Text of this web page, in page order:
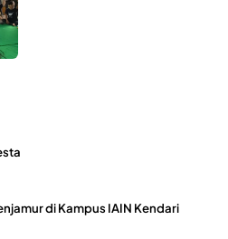
di Kampus IAIN Kendari